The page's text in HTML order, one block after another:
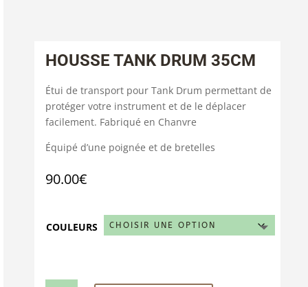
HOUSSE TANK DRUM 35CM
Étui de transport pour Tank Drum permettant de
protéger votre instrument et de le déplacer
facilement. Fabriqué en Chanvre
Équipé d’une poignée et de bretelles
90.00€
COULEURS